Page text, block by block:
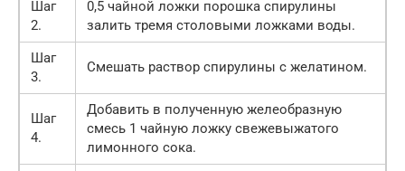
Шаг
2.
0,5 чайной ложки порошка спирулины
залить тремя столовыми ложками воды.
Шаг
3.
Смешать раствор спирулины с желатином.
Шаг
4.
Добавить в полученную желеобразную
смесь 1 чайную ложку свежевыжатого
лимонного сока.